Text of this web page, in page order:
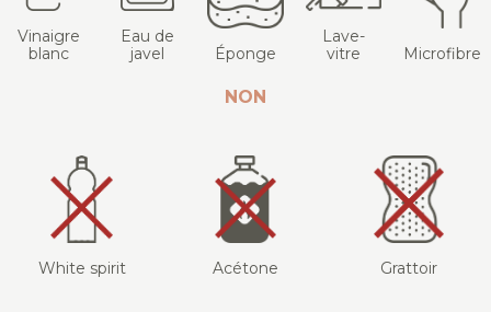
Vinaigre
blanc
Eau de
javel
Éponge
Lave-
vitre
Microfibre
NON
White spirit Acétone Grattoir